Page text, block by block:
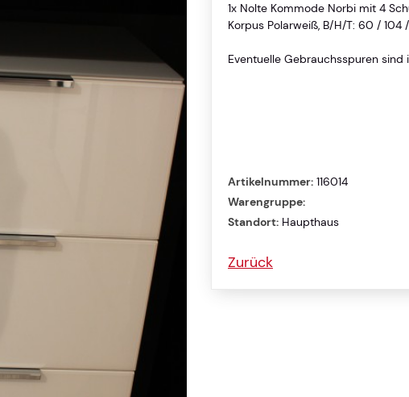
1x Nolte Kommode Norbi mit 4
Korpus Polarweiß, B/H/T: 60 / 104
Eventuelle Gebrauchsspuren
Artikelnummer: 116014
Warengruppe:
Standort: Haupthaus
Zurück